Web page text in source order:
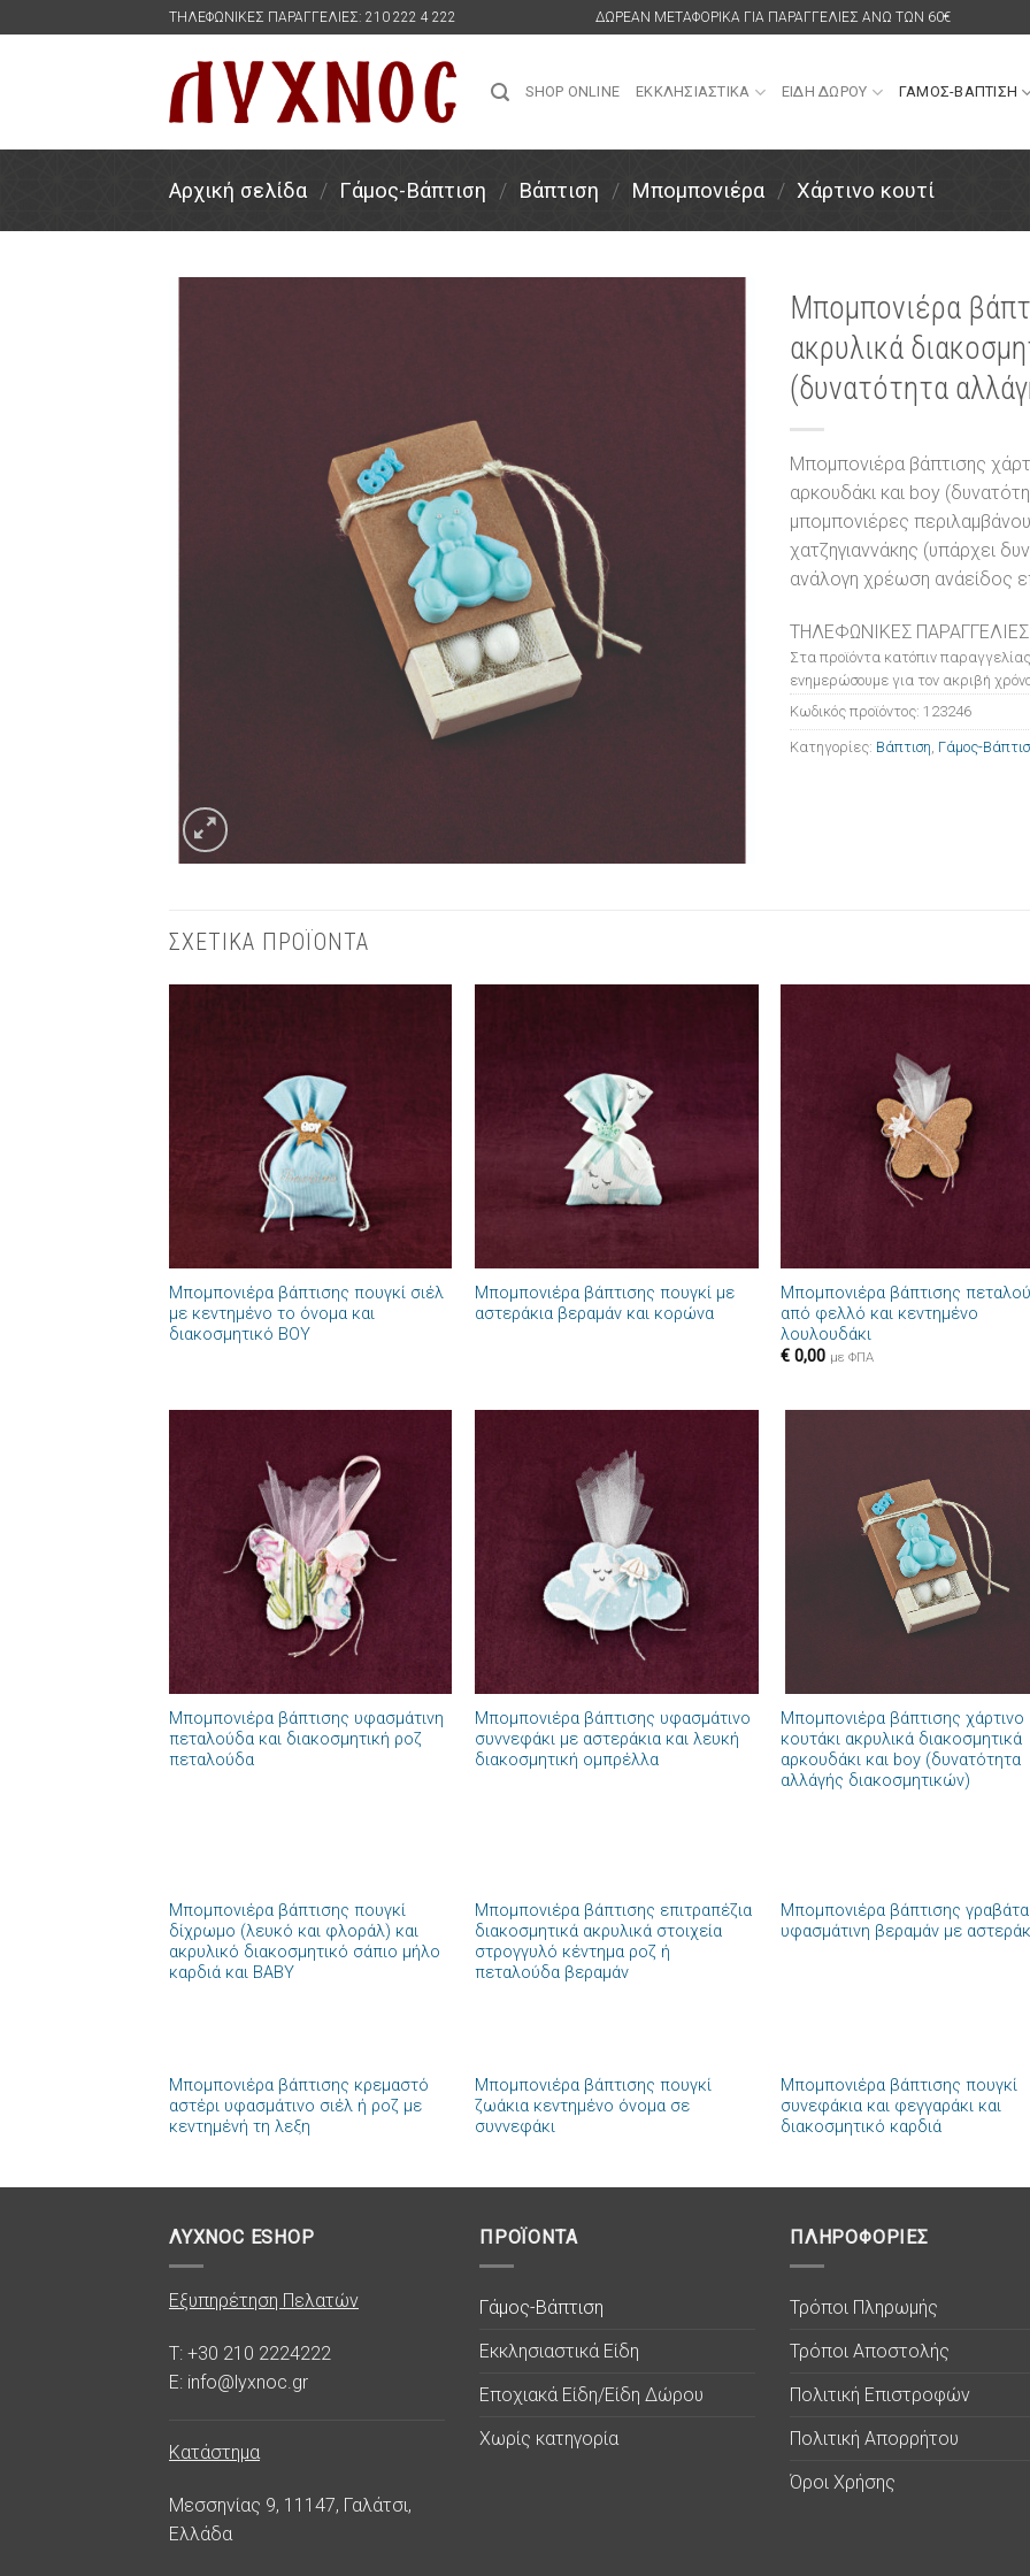
ΤΗΛΕΦΩΝΙΚΕΣ ΠΑΡΑΓΓΕΛΙΕΣ: 210 222 4 222 ΔΩΡΕΑΝ ΜΕΤΑΦΟΡΙΚΑ ΓΙΑ ΠΑΡΑΓΓΕΛΙΕΣ ΑΝΩ ΤΩΝ 60€
SHOP ONLINE ΕΚΚΛΗΣΙΑΣΤΙΚΑ ΕΙΔΗ ΔΩΡΟΥ ΓΑΜΟΣ-ΒΑΠΤΙΣΗ
Αρχική σελίδα / Γάμος-Βάπτιση / Βάπτιση / Μπομπονιέρα / Χάρτινο κουτί
Μπομπονιέρα
ακρυλικά
(δυνατότητα
Μπομπονιέρα βάπτισης
αρκουδάκι και boy
μπομπονιέρες
χατζηγιαννάκης (υπάρχει
ανάλογη χρέωση ανάείδος
ΤΗΛΕΦΩΝΙΚΕΣ
Στα προϊόντα κατόπιν
ενημερώσουμε για τον ακριβή
Κωδικός προϊόντος: 123246
Κατηγορίες: Βάπτιση Γάμος-
ΣΧΕΤΙΚΑ ΠΡΟΪΟΝΤΑ
Μπομπονιέρα βάπτισης πουγκί σιέλ
με κεντημένο το όνομα και
διακοσμητικό BOY
Μπομπονιέρα βάπτισης πουγκί με
αστεράκια βεραμάν και κορώνα
Μπομπονιέρα βάπτισης
από φελλό και κεντημένο
λουλουδάκι
€ 0,00 με ΦΠΑ
Πρόσθήκη
στην λίστα
Μπομπονιέρα βάπτισης υφασμάτινη
πεταλούδα και διακοσμητική ροζ
πεταλούδα
Μπομπονιέρα βάπτισης υφασμάτινο
συννεφάκι με αστεράκια και λευκή
διακοσμητική ομπρέλλα
Μπομπονιέρα βάπτισης χάρτινο
κουτάκι ακρυλικά διακοσμητικά
αρκουδάκι και boy (δυνατότητα
αλλάγής διακοσμητικών)
Πρόσθήκη
στην λίστα
επιθυμιών
Μπομπονιέρα βάπτισης πουγκί
δίχρωμο (λευκό και φλοράλ) και
ακρυλικό διακοσμητικό σάπιο μήλο
καρδιά και BABY
Πρόσθήκη
στην λίστα
Μπομπονιέρα βάπτισης επιτραπέζια
διακοσμητικά ακρυλικά στοιχεία
στρογγυλό κέντημα ροζ ή
πεταλούδα βεραμάν
στην
Μπομπονιέρα βάπτισης γραβάτα
υφασμάτινη βεραμάν με
Πρόσθήκη
στην λίστα
Μπομπονιέρα βάπτισης κρεμαστό
αστέρι υφασμάτινο σιέλ ή ροζ με
κεντημένή τη λεξη
Πρόσθήκη
στην λίστα
Μπομπονιέρα βάπτισης πουγκί
ζωάκια κεντημένο όνομα σε
συννεφάκι
στην
Μπομπονιέρα βάπτισης πουγκί
συνεφάκια και φεγγαράκι και
διακοσμητικό καρδιά
ΛΥΧΝΟC ESHOP
Εξυπηρέτηση Πελατών
T: +30 210 2224222
E: info@lyxnoc.gr
Κατάστημα
Μεσσηνίας 9, 11147, Γαλάτσι,
Ελλάδα
ΠΡΟΪΟΝΤΑ
Γάμος-Βάπτιση
Εκκλησιαστικά Είδη
Εποχιακά Είδη/Είδη Δώρου
Χωρίς κατηγορία
ΠΛΗΡΟΦΟΡΙΕΣ
Τρόποι Πληρωμής
Τρόποι Αποστολής
Πολιτική Επιστροφών
Πολιτική Απορρήτου
Όροι Χρήσης